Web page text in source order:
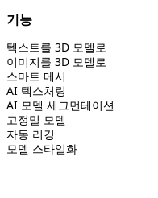
기능
텍스트를 3D 모델로
이미지를 3D 모델로
스마트 메시
AI 텍스처링
AI 모델 세그먼테이션
고정밀 모델
자동 리깅
모델 스타일화